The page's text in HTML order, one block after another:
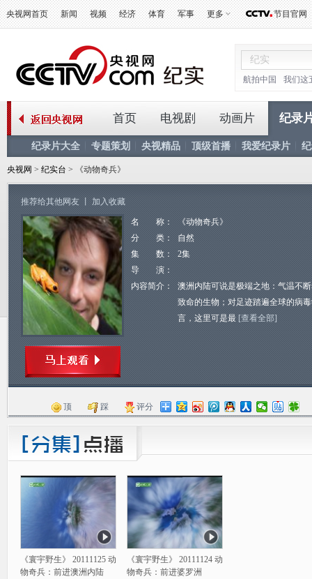
央视网首页 新闻 视频 经济 体育 军事 更多 节目官网
航拍中国 我们这
首页 电视剧 动画片 纪录
纪录片大全 专题策划 央视精品 顶级首播 我爱纪录片
央视网 > 纪实台 > 《动物奇兵》
推荐给其他网友 加入收藏
名 称：
《动物奇兵》
分 类：
自然
集 数：
2集
导 演：
内容简介：
澳洲内陆可说是极端之地：气温不
致命的生物；对足迹踏遍全球的病
言，这里可是最 [查看全部]
顶 踩 评分
《寰宇野生》 20111125 动
物奇兵：前进澳洲内陆
《寰宇野生》 20111124 动
物奇兵：前进婆罗洲